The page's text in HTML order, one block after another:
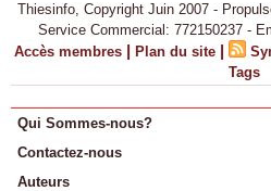
Thiesinfo, Copyright Juin 2007 -
Service Commercial: 772150237 -
Accès membres | Plan du site |
Tags
Qui Sommes-nous?
Contactez-nous
Auteurs